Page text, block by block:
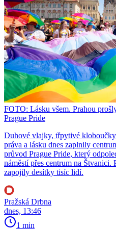
FOTO: Lásku všem. Prahou
Prague Pride
Duhové vlajky, třpytivé
práva a lásku dnes zaplnily
průvod Prague Pride, který
náměstí přes centrum na Štvanici.
zapojily desítky tisíc lidí.
Pražská Drbna
dnes, 13:46
1 min